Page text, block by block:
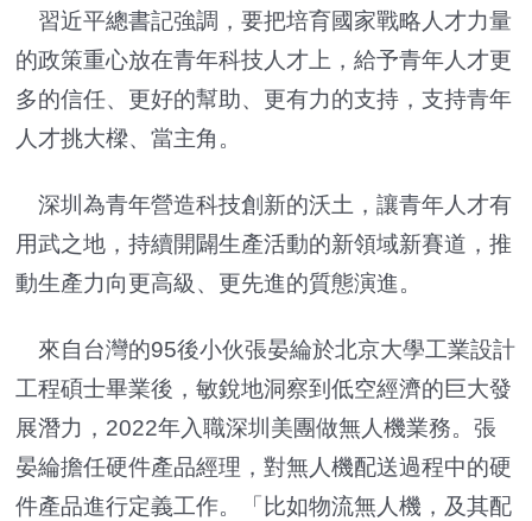
習近平總書記強調，要把培育國家戰略人才力量
的政策重心放在青年科技人才上，給予青年人才更
多的信任、更好的幫助、更有力的支持，支持青年
人才挑大樑、當主角。
深圳為青年營造科技創新的沃土，讓青年人才有
用武之地，持續開闢生產活動的新領域新賽道，推
動生產力向更高級、更先進的質態演進。
來自台灣的95後小伙張晏綸於北京大學工業設計
工程碩士畢業後，敏銳地洞察到低空經濟的巨大發
展潛力，2022年入職深圳美團做無人機業務。張
晏綸擔任硬件產品經理，對無人機配送過程中的硬
件產品進行定義工作。「比如物流無人機，及其配